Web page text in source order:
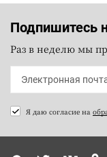
Подпишитесь
Раз в неделю мы
Я даю согласие на